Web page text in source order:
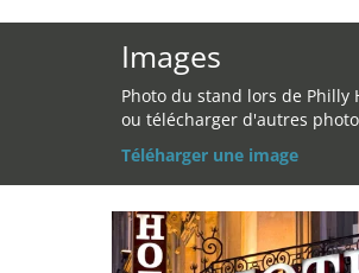
Images
Photo du stand lors de Philly
ou télécharger d'autres
Téléharger une image